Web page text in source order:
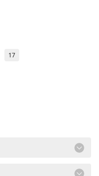
17